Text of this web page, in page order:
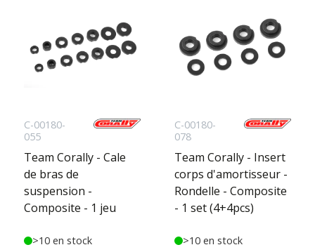
C-00180-
055
Team Corally - Cale
de bras de
suspension -
Composite - 1 jeu
>10 en stock
C-00180-
078
Team Corally - Insert
corps d'amortisseur -
Rondelle - Composite
- 1 set (4+4pcs)
>10 en stock